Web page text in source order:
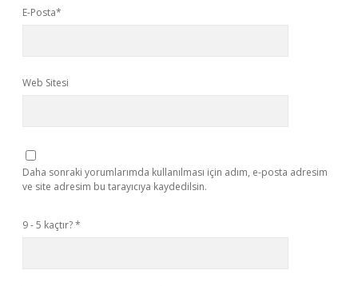
E-Posta*
Web Sitesi
Daha sonraki yorumlarımda kullanılması için adım, e-posta adresim
ve site adresim bu tarayıcıya kaydedilsin.
9 - 5 kaçtır?*